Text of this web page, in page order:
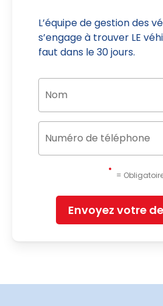
L’équipe de gestion des
s’engage à trouver LE
faut dans le 30 jours.
=
Envoyez votre